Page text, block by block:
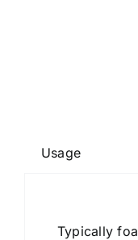
Usage
Typically